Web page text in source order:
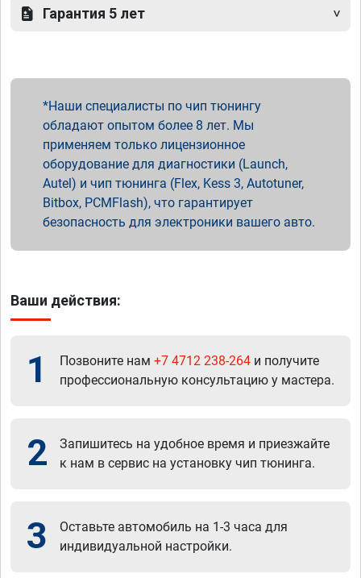
Гарантия 5 лет
Наши специалисты по чип тюнингу
обладают опытом более 8 лет. Мы
применяем только лицензионное
оборудование для диагностики (Launch,
Autel) и чип тюнинга (Flex, Kess 3, Autotuner,
Bitbox, PCMFlash), что гарантирует
безопасность для электроники вашего авто.
Ваши действия:
1 Позвоните нам +7 4712 238-264 и получите
профессиональную консультацию у мастера.
2
Запишитесь на удобное время и приезжайте
к нам в сервис на установку чип тюнинга.
3
Оставьте автомобиль на 1-3 часа для
индивидуальной настройки.